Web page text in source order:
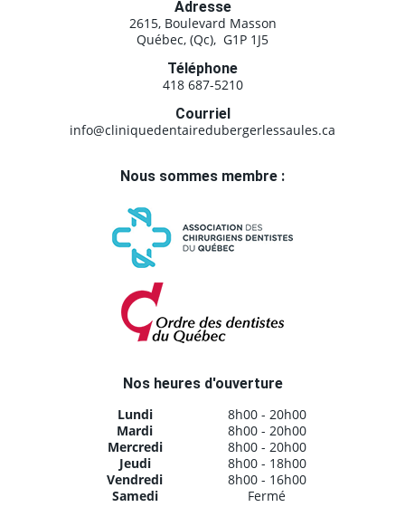
Adresse
2615, Boulevard Masson
Québec, (Qc), G1P 1J5
Téléphone
418 687-5210
Courriel
info@cliniquedentairedubergerlessaules.ca
Nous sommes membre :
Nos heures d'ouverture
Lundi
8h00 - 20h00
Mardi
8h00 - 20h00
Mercredi
8h00 - 20h00
Jeudi
8h00 - 18h00
Vendredi
8h00 - 16h00
Samedi
Fermé